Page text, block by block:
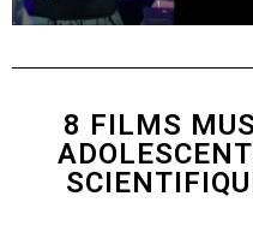
8 FILMS